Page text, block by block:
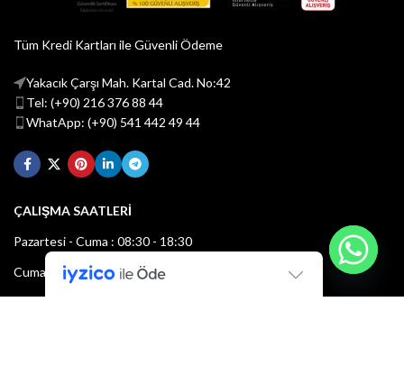
Tüm Kredi Kartları ile Güvenli Ödeme
Yakacık Çarşı Mah. Kartal Cad. No:42
Tel: (+90) 216 376 88 44
WhatApp: (+90) 541 442 49 44
ÇALIŞMA SAATLERİ
Pazartesi - Cuma : 08:30 - 18:30
Cumartesi : 08:30 - 13:00